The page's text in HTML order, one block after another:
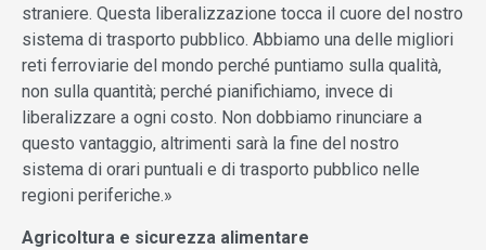
straniere. Questa liberalizzazione tocca il cuore del nostro
sistema di trasporto pubblico. Abbiamo una delle migliori
reti ferroviarie del mondo perché puntiamo sulla qualità,
non sulla quantità; perché pianifichiamo, invece di
liberalizzare a ogni costo. Non dobbiamo rinunciare a
questo vantaggio, altrimenti sarà la fine del nostro
sistema di orari puntuali e di trasporto pubblico nelle
regioni periferiche.»
Agricoltura e sicurezza alimentare